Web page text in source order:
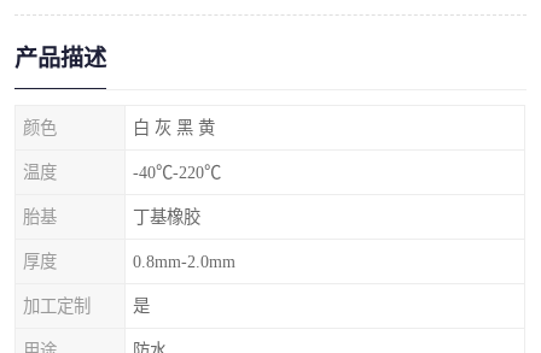
产品描述
颜色 白 灰 黑 黄
温度 -40℃-220℃
胎基 丁基橡胶
厚度 0.8mm-2.0mm
加工定制 是